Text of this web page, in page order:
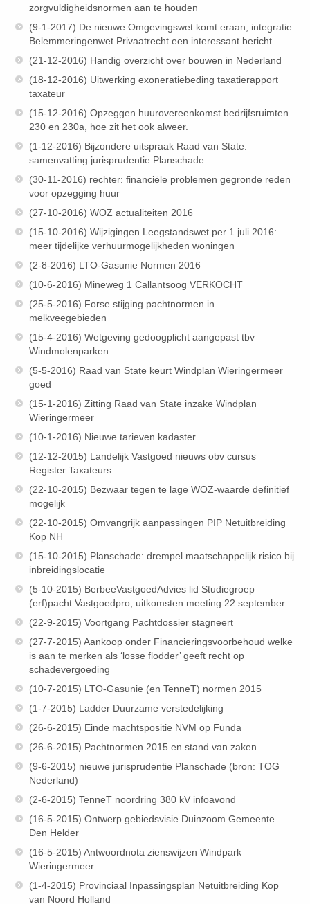
zorgvuldigheidsnormen aan te houden
(9-1-2017) De nieuwe Omgevingswet komt eraan, integratie
Belemmeringenwet Privaatrecht een interessant bericht
(21-12-2016) Handig overzicht over bouwen in Nederland
(18-12-2016) Uitwerking exoneratiebeding taxatierapport
taxateur
(15-12-2016) Opzeggen huurovereenkomst bedrijfsruimten
230 en 230a, hoe zit het ook alweer.
(1-12-2016) Bijzondere uitspraak Raad van State:
samenvatting jurisprudentie Planschade
(30-11-2016) rechter: financiële problemen gegronde reden
voor opzegging huur
(27-10-2016) WOZ actualiteiten 2016
(15-10-2016) Wijzigingen Leegstandswet per 1 juli 2016:
meer tijdelijke verhuurmogelijkheden woningen
(2-8-2016) LTO-Gasunie Normen 2016
(10-6-2016) Mineweg 1 Callantsoog VERKOCHT
(25-5-2016) Forse stijging pachtnormen in
melkveegebieden
(15-4-2016) Wetgeving gedoogplicht aangepast tbv
Windmolenparken
(5-5-2016) Raad van State keurt Windplan Wieringermeer
goed
(15-1-2016) Zitting Raad van State inzake Windplan
Wieringermeer
(10-1-2016) Nieuwe tarieven kadaster
(12-12-2015) Landelijk Vastgoed nieuws obv cursus
Register Taxateurs
(22-10-2015) Bezwaar tegen te lage WOZ-waarde definitief
mogelijk
(22-10-2015) Omvangrijk aanpassingen PIP Netuitbreiding
Kop NH
(15-10-2015) Planschade: drempel maatschappelijk risico bij
inbreidingslocatie
(5-10-2015) BerbeeVastgoedAdvies lid Studiegroep
(erf)pacht Vastgoedpro, uitkomsten meeting 22 september
(22-9-2015) Voortgang Pachtdossier stagneert
(27-7-2015) Aankoop onder Financieringsvoorbehoud welke
is aan te merken als ‘losse flodder’ geeft recht op
schadevergoeding
(10-7-2015) LTO-Gasunie (en TenneT) normen 2015
(1-7-2015) Ladder Duurzame verstedelijking
(26-6-2015) Einde machtspositie NVM op Funda
(26-6-2015) Pachtnormen 2015 en stand van zaken
(9-6-2015) nieuwe jurisprudentie Planschade (bron: TOG
Nederland)
(2-6-2015) TenneT noordring 380 kV infoavond
(16-5-2015) Ontwerp gebiedsvisie Duinzoom Gemeente
Den Helder
(16-5-2015) Antwoordnota zienswijzen Windpark
Wieringermeer
(1-4-2015) Provinciaal Inpassingsplan Netuitbreiding Kop
van Noord Holland